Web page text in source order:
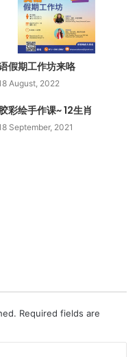
假期工作坊来咯
August, 2022
彩绘手作课~ 12生肖
September, 2021
Required fields are